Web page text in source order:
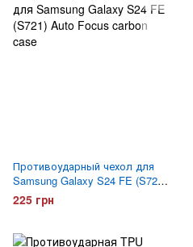
Противоударный чехол для
Samsung Galaxy S24 FE (S721)
Auto Focus carbon case
225 грн